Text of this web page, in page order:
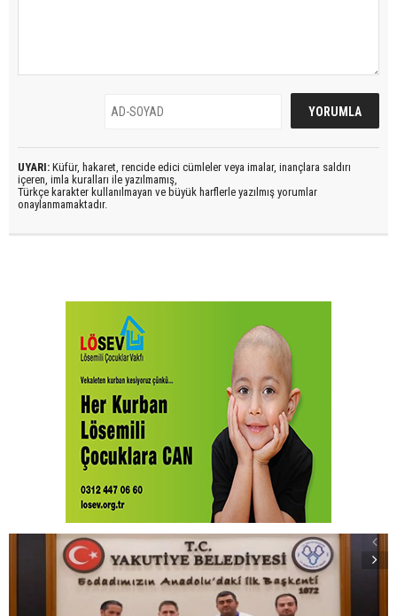
UYARI: Küfür, hakaret, rencide edici cümleler veya imalar, inançlara saldırı
içeren, imla kuralları ile yazılmamış,
Türkçe karakter kullanılmayan ve büyük harflerle yazılmış yorumlar
onaylanmamaktadır.